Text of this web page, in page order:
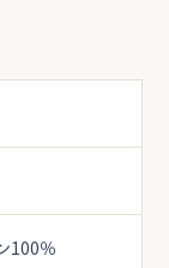
100％